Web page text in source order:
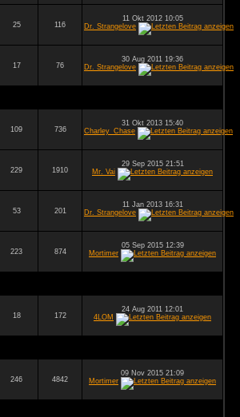
25 116
11 Okt 2012 10:05
Dr. Strangelove
17 76
30 Aug 2011 19:36
Dr. Strangelove
109 736
31 Okt 2013 15:40
Charley_Chase
229 1910
29 Sep 2015 21:51
Mr. Vai
53 201
11 Jan 2013 16:31
Dr. Strangelove
223 874
05 Sep 2015 12:39
Mortimer
18 172
24 Aug 2011 12:01
4LOM
246 4842
09 Nov 2015 21:09
Mortimer